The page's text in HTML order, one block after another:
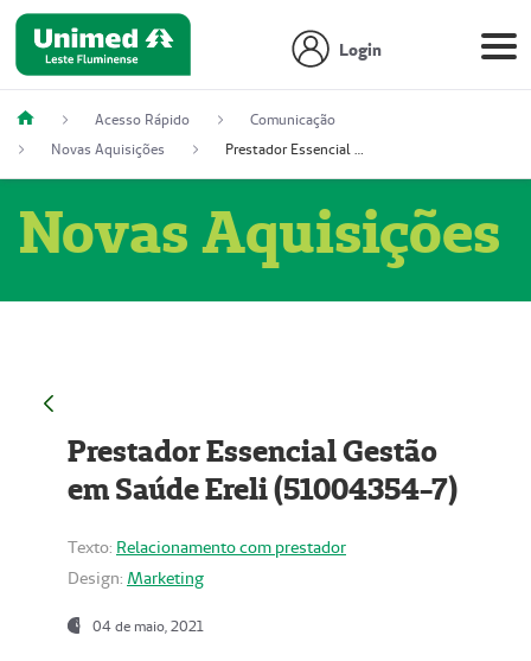
Login
Acesso Rápido
Comunicação
Novas Aquisições
Prestador Essencial Gestão em Saúde Ereli (51004354-7)
Novas Aquisições
Prestador Essencial Gestão
em Saúde Ereli (51004354-7)
Texto: Relacionamento com prestador
Design: Marketing
04 de maio, 2021